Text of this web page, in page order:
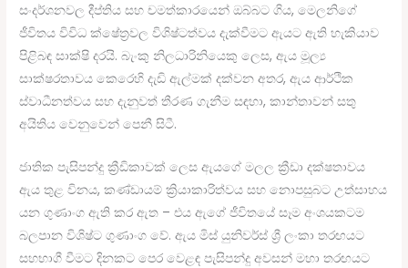
සංදර්ශනවල දීප්තිය සහ චමත්කාරයෙන් ඔබ්බට ගිය, මෙලනිගේ
ජීවිතය විවිධ ක්ෂේත්‍රවල විශිෂ්ටත්වය දැක්වීමට ඇයට ඇති හැකියාව
පිළිබඳ සාක්ෂි දරයි. බැංකු නිලධාරිනියෙකු ලෙස, ඇය මූල්‍ය
සාක්ෂරතාවය කෙරෙහි දැඩි ඇල්මක් දක්වන අතර, ඇය ආර්ථික
ස්වාධීනත්වය සහ දැනුවත් තීරණ ගැනීම සඳහා, කාන්තාවන් සතු
අයිතිය වෙනුවෙන් පෙනී සිටී.
ජාතික පැසිපන්දු ක්‍රීඩිකාවක් ලෙස ඇයගේ මලල ක්‍රීඩා දක්ෂතාවය
ඇය තුළ විනය, කණ්ඩායම් ක්‍රියාකාරිත්වය සහ නොපසුබට උත්සාහය
යන ගුණාංග ඇති කර ඇත – එය ඇගේ ජීවිතයේ සෑම අංශයකටම
බලපාන විශිෂ්ට ගුණාංග වේ. ඇය මිස් යුනිවර්ස් ශ්‍රී ලංකා තරඟයට
සහභාගී වීමට දිනකට පෙර වෙළඳ පැසිපන්දු අවසන් මහා තරඟයට